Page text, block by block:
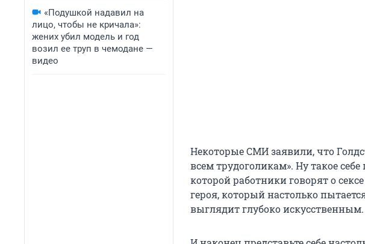
«Подушкой надавил на
лицо, чтобы не кричала»:
жених убил модель и год
возил ее труп в чемодане —
видео
Некоторые СМИ заявили, что
всем трудоголикам». Ну такое
которой работники говорят о
героя, который настолько
выглядит глубоко искусственным.